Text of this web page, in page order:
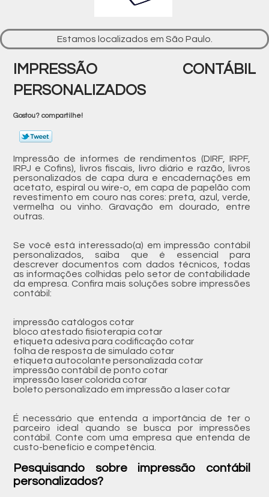
Estamos localizados em São Paulo.
IMPRESSÃO CONTÁBIL
PERSONALIZADOS
Gostou? compartilhe!
Impressão de informes de rendimentos (DIRF, IRPF,
IRPJ e Cofins), livros fiscais, livro diário e razão, livros
personalizados de capa dura e encadernações em
acetato, espiral ou wire-o, em capa de papelão com
revestimento em couro nas cores: preta, azul, verde,
vermelha ou vinho. Gravação em dourado, entre
outras.
Se você está interessado(a) em impressão contábil
personalizados, saiba que é essencial para
descrever documentos com dados técnicos, todas
as informações colhidas pelo setor de contabilidade
da empresa. Confira mais soluções sobre impressões
contábil:
impressão catálogos cotar
bloco atestado fisioterapia cotar
etiqueta adesiva para codificação cotar
folha de resposta de simulado cotar
etiqueta autocolante personalizada cotar
impressão contábil de ponto cotar
impressão laser colorida cotar
boleto personalizado em impressão a laser cotar
É necessário que entenda a importância de ter o
parceiro ideal quando se busca por impressões
contábil. Conte com uma empresa que entenda de
custo-benefício e competência.
Pesquisando sobre impressão contábil
personalizados?